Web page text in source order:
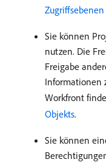
Sie können
nutzen. Die
Freigabe
Informationen
Workfront
Objekts.
Sie können